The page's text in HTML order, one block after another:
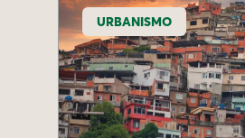
URBANISMO